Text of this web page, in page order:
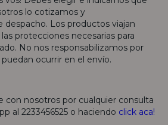
lo cotizamos y
despacho. Los productos viajan
protecciones necesarias para
No nos responsabilizamos por
ocurrir en el envío.
con nosotros por cualquier consulta
al 2233456525 o haciendo click aca!